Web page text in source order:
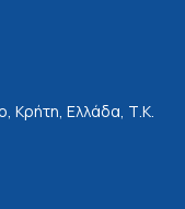
Κρήτη, Ελλάδα, Τ.Κ.